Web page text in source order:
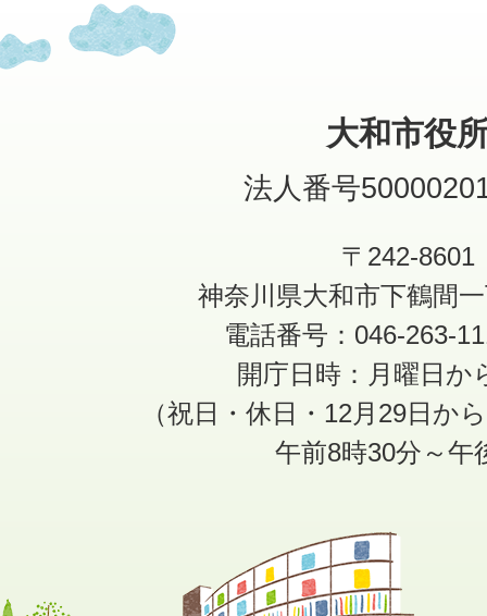
大和市役
法人番号
〒242-8601
神奈川県大和市下鶴間
電話番号：046-263-
開庁日時：月曜日か
（祝日・休日・12月29日か
午前8時30分～午